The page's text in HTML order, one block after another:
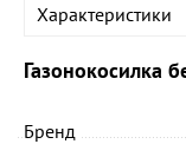
Характеристики
Газонокосилка
Бренд